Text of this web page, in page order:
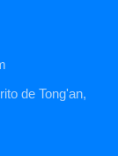
de Tong'an,